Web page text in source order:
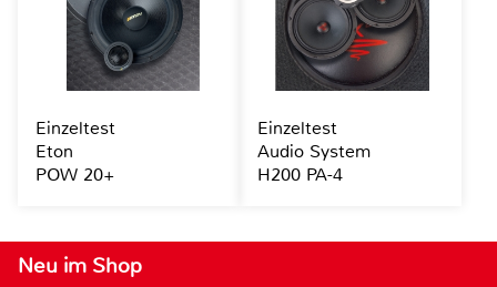
Neu im Shop
Einzeltest
Eton
POW 20+
Einzeltest
Audio System
H200 PA-4